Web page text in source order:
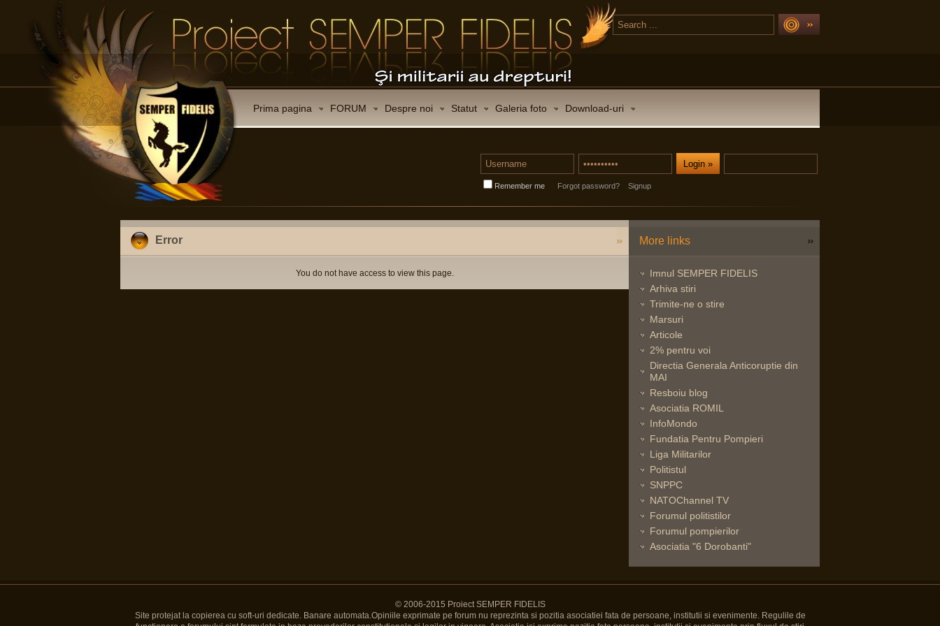
Prima pagina FORUM Despre noi Statut Galeria foto Download-uri
Remember me Forgot password? Signup
Error
You do not have access to view this page.
More links
Imnul SEMPER FIDELIS
Arhiva stiri
Trimite-ne o stire
Marsuri
Articole
2% pentru voi
Directia Generala Anticoruptie din
MAI
Resboiu blog
Asociatia ROMIL
InfoMondo
Fundatia Pentru Pompieri
Liga Militarilor
Politistul
SNPPC
NATOChannel TV
Forumul politistilor
Forumul pompierilor
Asociatia "6 Dorobanti"
© 2006-2015 Proiect SEMPER FIDELIS
Site protejat la copierea cu soft-uri dedicate. Banare automata.Opiniile exprimate pe forum nu reprezinta si pozitia asociatiei fata de persoane, institutii si evenimente. Regulile de